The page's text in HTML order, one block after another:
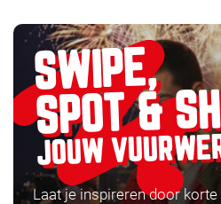
SWIPE,
SPOT &
JOUW
Laat je inspireren door korte